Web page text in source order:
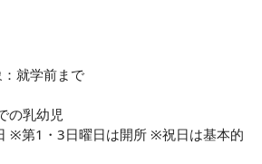
就学前まで
の乳幼児
※第1・3日曜日は開所 ※祝日は基本的